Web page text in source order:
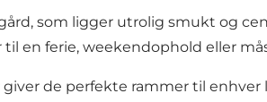
som ligger utrolig smukt og
en ferie, weekendophold eller
de perfekte rammer til enhver